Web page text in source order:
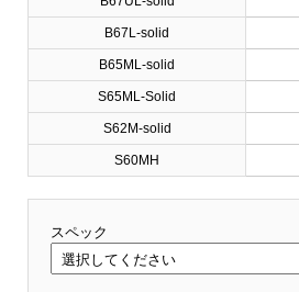
B67L-solid
B65ML-solid
S65ML-Solid
S62M-solid
S60MH
スペック